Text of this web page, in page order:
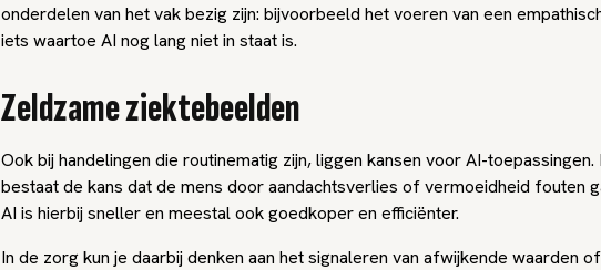
onderdelen van het vak bezig zijn: bijvoorbeeld het voeren van een
iets waartoe AI nog lang niet in staat is.
Zeldzame ziektebeelden
Ook bij handelingen die routinematig zijn, liggen kansen voor AI-toepassingen.
bestaat de kans dat de mens door aandachtsverlies of vermoeidheid fouten
AI is hierbij sneller en meestal ook goedkoper en efficiënter.
In de zorg kun je daarbij denken aan het signaleren van afwijkende waarden